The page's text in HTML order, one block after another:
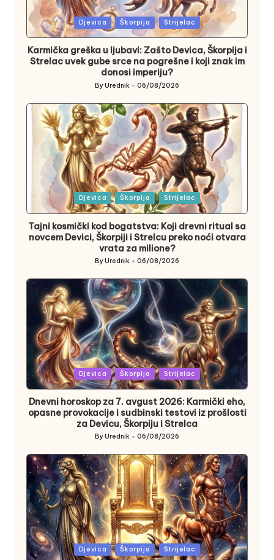
Posted
Djevica Škorpija Strijelac
Karmička greška u ljubavi: Zašto Devica, Škorpija i
Strelac uvek gube srce na pogrešne i koji znak im
donosi imperiju?
Posted
ByUrednik 06/08/2026
Posted
Djevica Škorpija Strijelac
Tajni kosmički kod bogatstva: Koji drevni ritual sa
novcem Devici, Škorpiji i Strelcu preko noći otvara
vrata za milione?
Posted
ByUrednik 06/08/2026
Posted
in
Djevica Škorpija Strijelac
Dnevni horoskop za 7. avgust 2026: Karmički eho,
opasne provokacije i sudbinski testovi iz prošlosti
za Devicu, Škorpiju i Strelca
Posted
by
ByUrednik 06/08/2026
Posted
Djevica Škorpija Strijelac